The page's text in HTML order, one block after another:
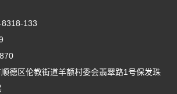
133
德区伦教街道羊额村委会翡翠路1号保发珠